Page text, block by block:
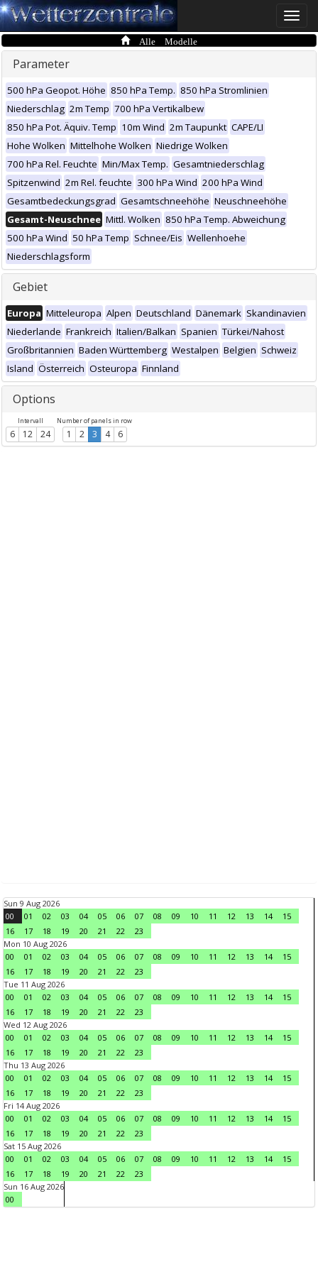
Toggle
Alle Modelle
Parameter
500 hPa Geopot. Höhe 850 hPa Temp. 850 hPa Stromlinien
Niederschlag 2m Temp 700 hPa Vertikalbew
850 hPa Pot. Äquiv. Temp 10m Wind 2m Taupunkt CAPE/LI
Hohe Wolken Mittelhohe Wolken Niedrige Wolken
700 hPa Rel. Feuchte Min/Max Temp. Gesamtniederschlag
Spitzenwind 2m Rel. feuchte 300 hPa Wind 200 hPa Wind
Gesamtbedeckungsgrad Gesamtschneehöhe Neuschneehöhe
Gesamt-Neuschnee Mittl. Wolken 850 hPa Temp. Abweichung
500 hPa Wind 50 hPa Temp Schnee/Eis Wellenhoehe
Niederschlagsform
Gebiet
Europa Mitteleuropa Alpen Deutschland Dänemark Skandinavien
Niederlande Frankreich Italien/Balkan Spanien Türkei/Nahost
Großbritannien Baden Württemberg Westalpen Belgien Schweiz
Island Österreich Osteuropa Finnland
Options
Intervall
6 12 24
Number of panels in row
1 2 3 4 6
Sun 9 Aug 2026
00
01 02 03 04 05 06 07 08 09 10 11 12 13 14
15
16
17 18 19 20 21 22
23
Mon 10 Aug 2026
00
01 02 03 04 05 06 07 08 09 10 11 12 13 14
15
16
17 18 19 20 21 22
23
Tue 11 Aug 2026
00
01 02 03 04 05 06 07 08 09 10 11 12 13 14
15
16
17 18 19 20 21 22
23
Wed 12 Aug 2026
00
01 02 03 04 05 06 07 08 09 10 11 12 13 14
15
16
17 18 19 20 21 22
23
Thu 13 Aug 2026
00
01 02 03 04 05 06 07 08 09 10 11 12 13 14
15
16
17 18 19 20 21 22
23
Fri 14 Aug 2026
00
01 02 03 04 05 06 07 08 09 10 11 12 13 14
15
16
17 18 19 20 21 22
23
Sat 15 Aug 2026
00
01 02 03 04 05 06 07 08 09 10 11 12 13 14
15
16
17 18 19 20 21 22
23
Sun 16 Aug 2026
00